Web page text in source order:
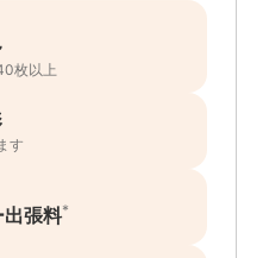
枚以上
す
出張料*